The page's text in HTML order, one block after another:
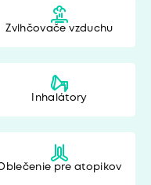
Zvlhčovače vzduchu
Inhalátory
Oblečenie pre atopikov